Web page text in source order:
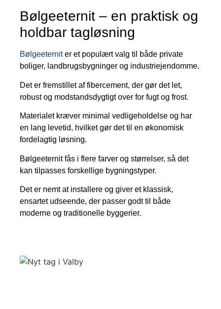
Bølgeeternit – en praktisk og
holdbar tagløsning
Bølgeeterniter et populært valg til både private
boliger, landbrugsbygninger og industriejendomme.
Det er fremstillet af fibercement, der gør det let,
robust og modstandsdygtigt over for fugt og frost.
Materialet kræver minimal vedligeholdelse og har
en lang levetid, hvilket gør det til en økonomisk
fordelagtig løsning.
Bølgeeternit fås i flere farver og størrelser, så det
kan tilpasses forskellige bygningstyper.
Det er nemt at installere og giver et klassisk,
ensartet udseende, der passer godt til både
moderne og traditionelle byggerier.